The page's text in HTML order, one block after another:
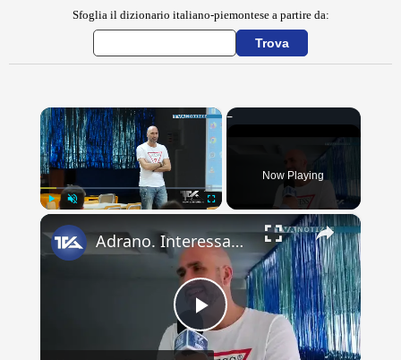
Sfoglia il dizionario italiano-piemontese a partire da:
×
Now Playing
×
Play
Adrano. Interessante incontro al liceo “Verga” con il prof. Fabio Gamberini. Studenti del Linguistic